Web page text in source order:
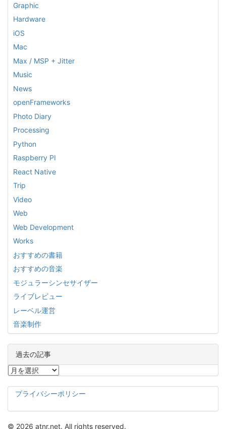
Graphic
Hardware
iOS
Mac
Max / MSP + Jitter
Music
News
openFrameworks
Photo Diary
Processing
Python
Raspberry PI
React Native
Trip
Video
Web
Web Development
Works
おすすめの書籍
おすすめの音楽
モジュラーシンセサイザー
ライブレビュー
レーベル運営
音楽制作
過去の記事
過
の
事
プライバシーポリシー
© 2026 atnr.net. All rights reserved.